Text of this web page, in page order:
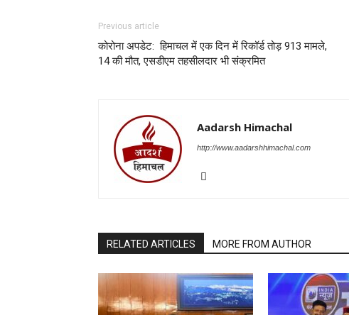
Previous article
कोरोना अपडेट: हिमाचल में एक दिन में रिकॉर्ड तोड़ 913 मामले,
14 की मौत, एसडीएम तहसीलदार भी संक्रमित
Aadarsh Himachal
http://www.aadarshhimachal.com
RELATED ARTICLES MORE FROM AUTHOR